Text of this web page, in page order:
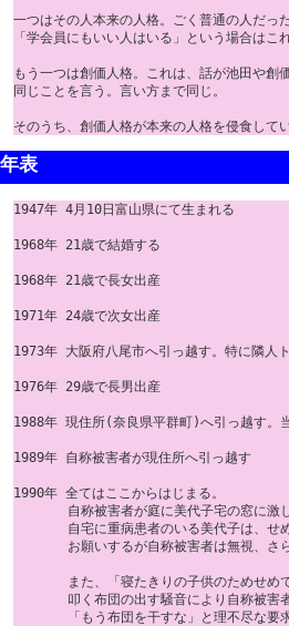
一つはその人本来の人格。ごく普通の人だっ
「学会員にもいい人はいる」という場合はこ
もう一つは創価人格。これは、話が池田や創
同じことを言う。言い方まで同じ。
年表
1947年 4月10日富山県にて生まれる
1968年 21歳で結婚する
1968年 21歳で長女出産
1971年 24歳で次女出産
1973年 大阪府八尾市へ引っ越す。特に隣人
1976年 29歳で長男出産
1988年 現住所(奈良県平群町)へ引っ越す。
1989年 自称被害者が現住所へ引っ越す
1990年 全てはここからはじまる。
自称被害者が庭に美代子宅の窓に激
自宅に重病患者のいる美代子は、せ
お願いするが自称被害者は無視、さ
また、「寝たきりの子供のためせめ
叩く布団の出す騒音により自称被害
「もう布団を干すな」と理不尽な要